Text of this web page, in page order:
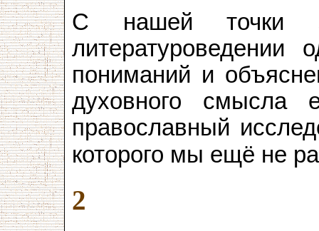
С нашей точки
литературоведении
пониманий и
духовного смысла
православный
которого мы ещё не
2